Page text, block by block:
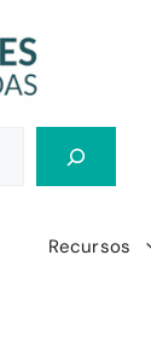
Recursos